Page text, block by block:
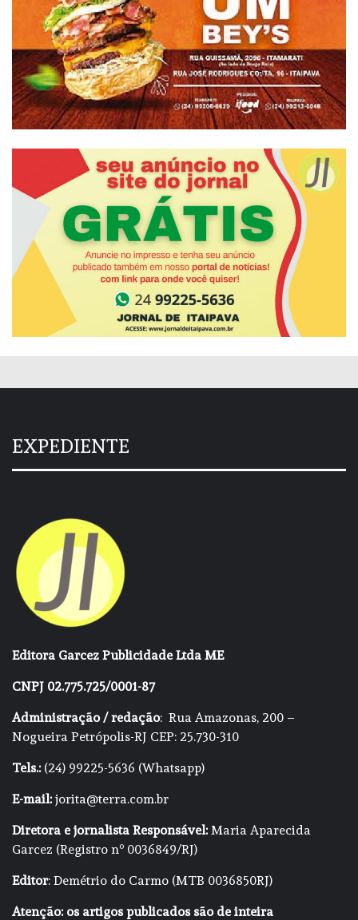
EXPEDIENTE
Editora Garcez Publicidade Ltda ME
CNPJ 02.775.725/0001-87
Administração / redação: Rua Amazonas, 200 –
Nogueira Petrópolis-RJ CEP: 25.730-310
Tels.:(24) 99225-5636 (Whatsapp)
E-mail:jorita@terra.com.br
Diretora e jornalista Responsável:Maria Aparecida
Garcez (Registro nº 0036849/RJ)
Editor: Demétrio do Carmo (MTB 0036850RJ)
Atenção: os artigos publicados são de inteira